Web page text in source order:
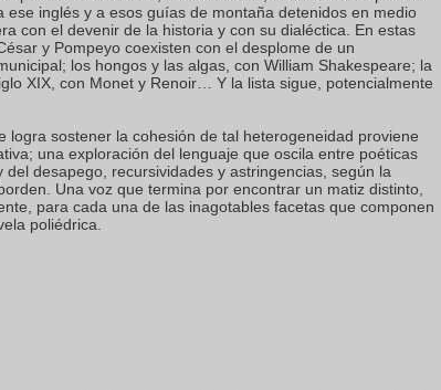
ese inglés y a esos guías de montaña detenidos en medio
con el devenir de la historia y con su dialéctica. En estas
y Pompeyo coexisten con el desplome de un
los hongos y las algas, con William Shakespeare; la
XIX, con Monet y Renoir… Y la lista sigue, potencialmente
logra sostener la cohesión de tal heterogeneidad proviene
una exploración del lenguaje que oscila entre poéticas
del desapego, recursividades y astringencias, según la
Una voz que termina por encontrar un matiz distinto,
para cada una de las inagotables facetas que componen
poliédrica.